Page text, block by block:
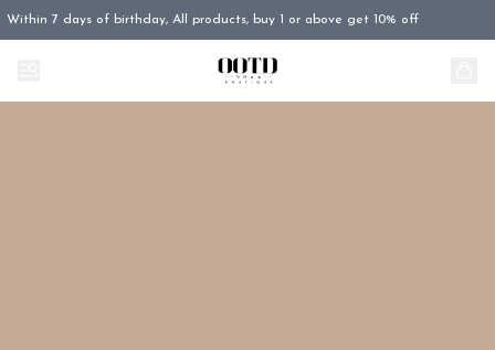
Within 7 days of birthday, All products, buy 1 or above get 10% off